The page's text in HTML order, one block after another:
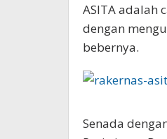
ASITA adalah
dengan
bebernya.
Senada